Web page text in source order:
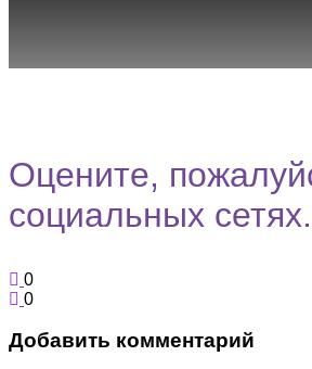
Оцените,
социальных сетях.
0
0
Добавить комментарий